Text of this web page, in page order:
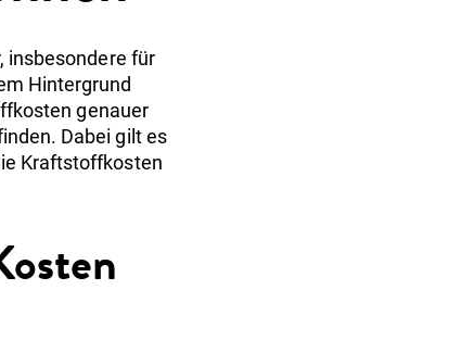
insbesondere für
Hintergrund
genauer
Dabei gilt es
Kraftstoffkosten